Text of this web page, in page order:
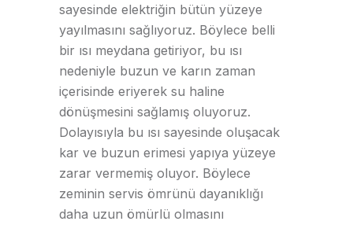
sayesinde elektriğin bütün yüzeye
yayılmasını sağlıyoruz. Böylece belli
bir ısı meydana getiriyor, bu ısı
nedeniyle buzun ve karın zaman
içerisinde eriyerek su haline
dönüşmesini sağlamış oluyoruz.
Dolayısıyla bu ısı sayesinde oluşacak
kar ve buzun erimesi yapıya yüzeye
zarar vermemiş oluyor. Böylece
zeminin servis ömrünü dayanıklığı
daha uzun ömürlü olmasını